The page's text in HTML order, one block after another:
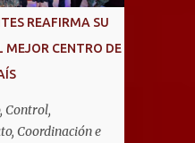
años, como
son el corazón
por eso,
REAFIRMA SU
MEJOR CENTRO DE
Control,
Coordinación e